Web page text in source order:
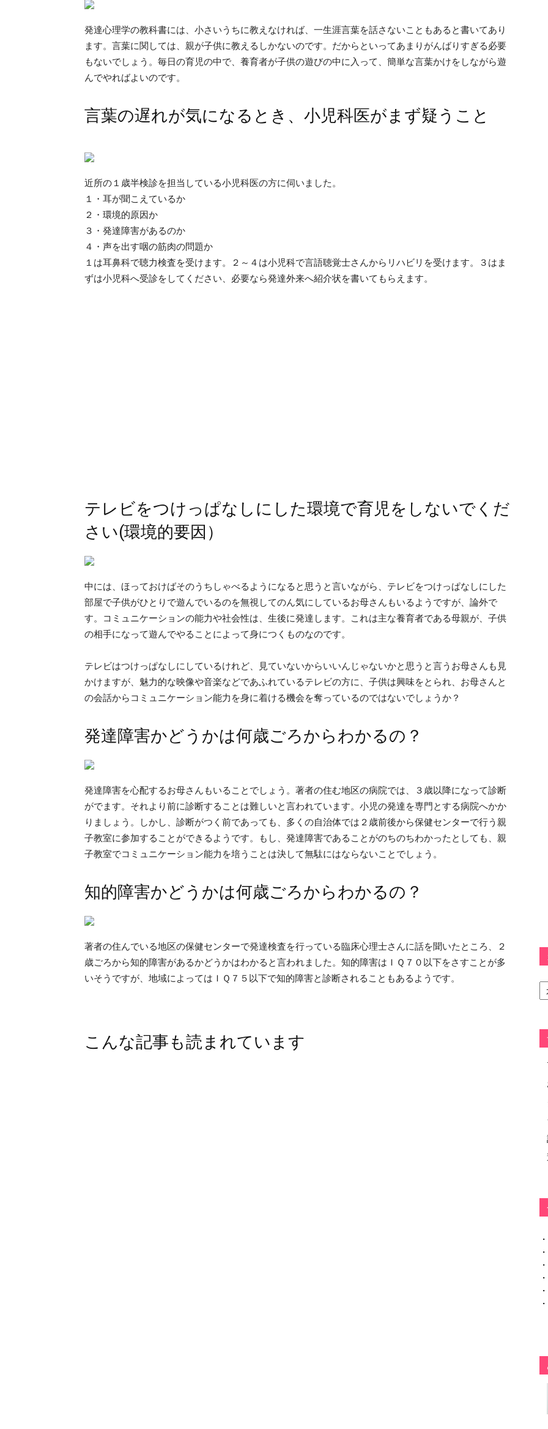
発達心理学の教科書には、小さいうちに教えなければ、一生涯言葉を話さないこともあると書いてあり
ます。言葉に関しては、親が子供に教えるしかないのです。だからといってあまりがんばりすぎる必要
もないでしょう。毎日の育児の中で、養育者が子供の遊びの中に入って、簡単な言葉かけをしながら遊
んでやればよいのです。
言葉の遅れが気になるとき、小児科医がまず疑うこと
近所の１歳半検診を担当している小児科医の方に伺いました。
１・耳が聞こえているか
２・環境的原因か
３・発達障害があるのか
４・声を出す咽の筋肉の問題か
１は耳鼻科で聴力検査を受けます。２～４は小児科で言語聴覚士さんからリハビリを受けます。３はま
ずは小児科へ受診をしてください、必要なら発達外来へ紹介状を書いてもらえます。
テレビをつけっぱなしにした環境で育児をしないでくだ
さい(環境的要因）
中には、ほっておけばそのうちしゃべるようになると思うと言いながら、テレビをつけっぱなしにした
部屋で子供がひとりで遊んでいるのを無視してのん気にしているお母さんもいるようですが、論外で
す。コミュニケーションの能力や社会性は、生後に発達します。これは主な養育者である母親が、子供
の相手になって遊んでやることによって身につくものなのです。
テレビはつけっぱなしにしているけれど、見ていないからいいんじゃないかと思うと言うお母さんも見
かけますが、魅力的な映像や音楽などであふれているテレビの方に、子供は興味をとられ、お母さんと
の会話からコミュニケーション能力を身に着ける機会を奪っているのではないでしょうか？
発達障害かどうかは何歳ごろからわかるの？
発達障害を心配するお母さんもいることでしょう。著者の住む地区の病院では、３歳以降になって診断
がでます。それより前に診断することは難しいと言われています。小児の発達を専門とする病院へかか
りましょう。しかし、診断がつく前であっても、多くの自治体では２歳前後から保健センターで行う親
子教室に参加することができるようです。もし、発達障害であることがのちのちわかったとしても、親
子教室でコミュニケーション能力を培うことは決して無駄にはならないことでしょう。
知的障害かどうかは何歳ごろからわかるの？
著者の住んでいる地区の保健センターで発達検査を行っている臨床心理士さんに話を聞いたところ、２
歳ごろから知的障害があるかどうかはわかると言われました。知的障害はＩＱ７０以下をさすことが多
いそうですが、地域によってはＩＱ７５以下で知的障害と診断されることもあるようです。
こんな記事も読まれています
カ
テ
ー
・
・
・
・
・
・